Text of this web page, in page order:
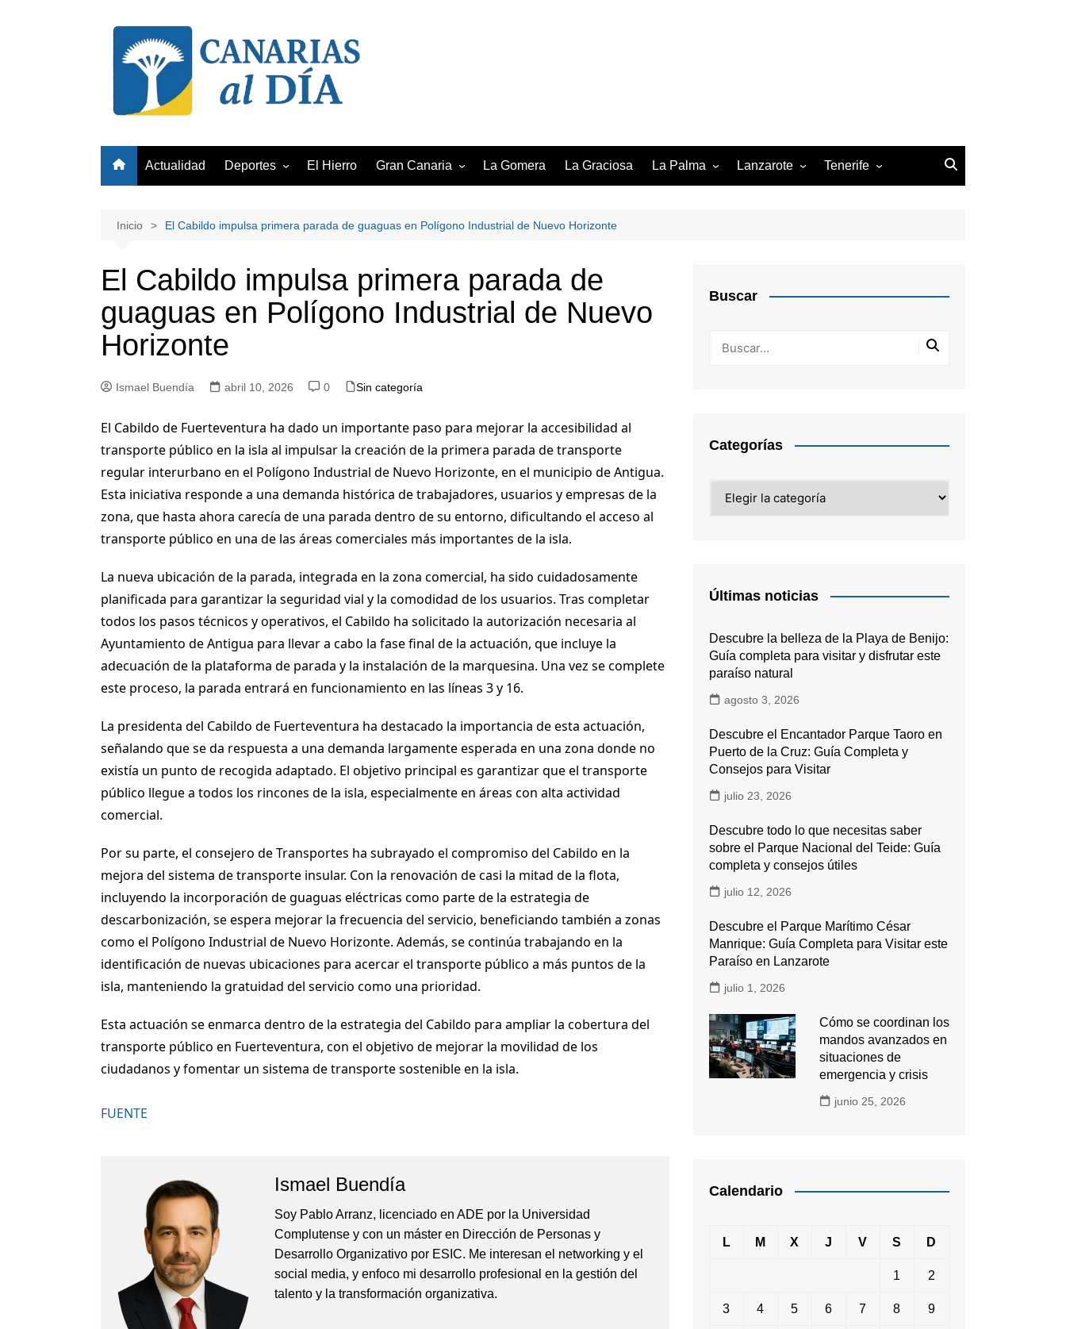
Actualidad Deportes
Unión Deportiva Las Palmas
El Hierro Gran Canaria
Maspalomas
Telde
La Gomera La Graciosa La Palma Lanzarote Tenerife
Inicio El Cabildo impulsa primera parada de guaguas en Polígono Industrial de Nuevo Horizonte
El Cabildo impulsa primera parada de
guaguas en Polígono Industrial de Nuevo
Horizonte
Ismael Buendía abril 10, 2026 0 Sin categoría
El Cabildo de Fuerteventura ha dado un importante paso para mejorar la accesibilidad al
transporte público en la isla al impulsar la creación de la primera parada de transporte
regular interurbano en el Polígono Industrial de Nuevo Horizonte, en el municipio de Antigua.
Esta iniciativa responde a una demanda histórica de trabajadores, usuarios y empresas de la
zona, que hasta ahora carecía de una parada dentro de su entorno, dificultando el acceso al
transporte público en una de las áreas comerciales más importantes de la isla.
La nueva ubicación de la parada, integrada en la zona comercial, ha sido cuidadosamente
planificada para garantizar la seguridad vial y la comodidad de los usuarios. Tras completar
todos los pasos técnicos y operativos, el Cabildo ha solicitado la autorización necesaria al
Ayuntamiento de Antigua para llevar a cabo la fase final de la actuación, que incluye la
adecuación de la plataforma de parada y la instalación de la marquesina. Una vez se complete
este proceso, la parada entrará en funcionamiento en las líneas 3 y 16.
La presidenta del Cabildo de Fuerteventura ha destacado la importancia de esta actuación,
señalando que se da respuesta a una demanda largamente esperada en una zona donde no
existía un punto de recogida adaptado. El objetivo principal es garantizar que el transporte
público llegue a todos los rincones de la isla, especialmente en áreas con alta actividad
comercial.
Por su parte, el consejero de Transportes ha subrayado el compromiso del Cabildo en la
mejora del sistema de transporte insular. Con la renovación de casi la mitad de la flota,
incluyendo la incorporación de guaguas eléctricas como parte de la estrategia de
descarbonización, se espera mejorar la frecuencia del servicio, beneficiando también a zonas
como el Polígono Industrial de Nuevo Horizonte. Además, se continúa trabajando en la
identificación de nuevas ubicaciones para acercar el transporte público a más puntos de la
isla, manteniendo la gratuidad del servicio como una prioridad.
Esta actuación se enmarca dentro de la estrategia del Cabildo para ampliar la cobertura del
transporte público en Fuerteventura, con el objetivo de mejorar la movilidad de los
ciudadanos y fomentar un sistema de transporte sostenible en la isla.
FUENTE
Ismael Buendía
Soy Pablo Arranz, licenciado en ADE por la Universidad
Complutense y con un máster en Dirección de Personas y
Desarrollo Organizativo por ESIC. Me interesan el networking y el
social media, y enfoco mi desarrollo profesional en la gestión del
talento y la transformación organizativa.
Buscar
Categorías
Últimas noticias
Descubre la belleza de la Playa de Benijo:
Guía completa para visitar y disfrutar este
paraíso natural
agosto 3, 2026
Descubre el Encantador Parque Taoro en
Puerto de la Cruz: Guía Completa y
Consejos para Visitar
julio 23, 2026
Descubre todo lo que necesitas saber
sobre el Parque Nacional del Teide: Guía
completa y consejos útiles
julio 12, 2026
Descubre el Parque Marítimo César
Manrique: Guía Completa para Visitar este
Paraíso en Lanzarote
julio 1, 2026
Cómo se coordinan los
mandos avanzados en
situaciones de
emergencia y crisis
junio 25, 2026
Calendario
L M X J V S D
1 2
3 4 5 6 7 8 9